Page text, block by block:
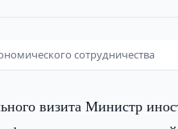
сотрудничества
визита Министр